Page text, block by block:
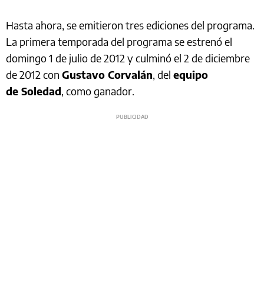
Hasta ahora, se emitieron tres ediciones del programa.
La primera temporada del programa se estrenó el
domingo 1 de julio de 2012 y culminó el 2 de diciembre
de 2012 con Gustavo Corvalán, del equipo
de Soledad, como ganador.​